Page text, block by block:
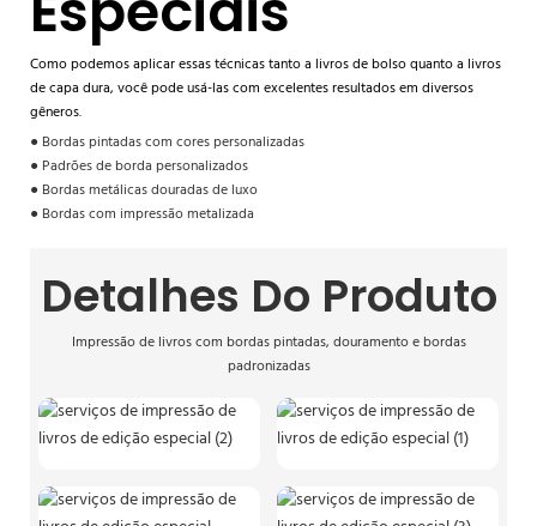
Como podemos aplicar essas técnicas tanto a livros de bolso quanto a livros
de capa dura, você pode usá-las com excelentes resultados em diversos
gêneros.
● Bordas pintadas com cores personalizadas
● Padrões de borda personalizados
● Bordas metálicas douradas de luxo
● Bordas com impressão metalizada
Detalhes Do Produto
Impressão de livros com bordas pintadas, douramento e bordas
padronizadas